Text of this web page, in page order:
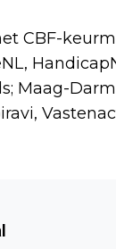
CBF-
Maag-
OP DE